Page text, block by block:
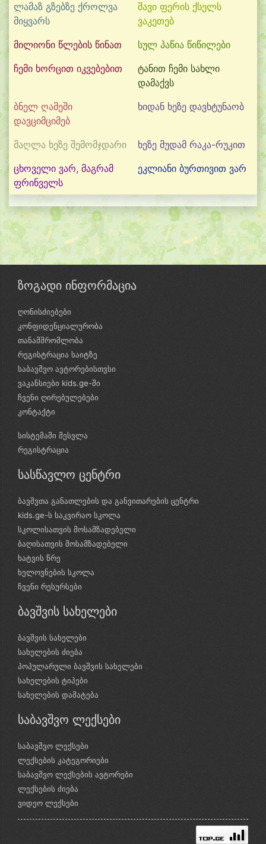
ლამაზ გზებზე ქროლვა
მიყვარს
შავი ფერის ქსელს
ვაკეთებ
მილიონი წლების წინათ
სულ პაწია წიწილები
ჩემი ხორცით იკვებებით
ტანით ჩემი სახლი
დამაქვს
ბნელ ღამეში
დავციმციმებ
ხიდან ხეზე დავხტუნაობ
მაღლა ხეზე შემომჯდარი
ხეზე მუდამ რაკა-რუკით
ცხოველი ვარ, მაგრამ
ფრინველს
ეკლიანი ბურთივით ვარ
ზოგადი ინფორმაცია
ღონისძიებები
კონფიდენციალურობა
თანამშრომლობა
რეგისტრაცია საიტზე
საბავშვო ავტორებისთვსი
ვაკანსიები kids.ge-ში
ჩვენი ღირებულებები
კონტაქტი
სისტემაში შესვლა
რეგისტრაცია
სასწავლო ცენტრი
ბავშვთა განათლების და განვითარების ცენტრი
kids.ge-ს საკვირაო სკოლა
სკოლისათვის მოსამზადებელი
ბაღისათვის მოსამზადებელი
ხატვის წრე
ხელოვნების სკოლა
ჩვენი რესურსები
ბავშვის სახელები
ბავშვის სახელები
სახელების ძიება
პოპულარული ბავშვის სახელები
სახელების ტიპები
სახელების დამატება
საბავშვო ლექსები
საბავშვო ლექსები
ლექსების კატეგორიები
საბავშვო ლექსების ავტორები
ლექსების ძიება
ვიდეო ლექსები